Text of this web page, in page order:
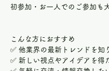
初参加・お一人でのご参加も
こんな方におすすめ
✅ 他業界の最新トレンドを知
✅ 新しい視点やアイデアを得